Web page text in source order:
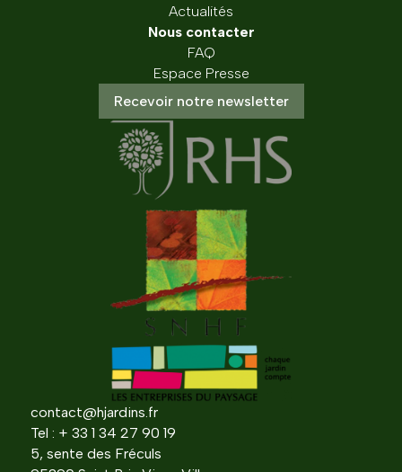
Actualités
Nous contacter
FAQ
Espace Presse
Recevoir notre newsletter
contact@hjardins.fr
Tel : + 33 1 34 27 90 19
5, sente des Fréculs